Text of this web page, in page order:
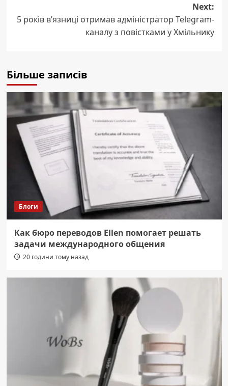
Next:
5 років в’язниці отримав адміністратор Telegram-
каналу з повістками у Хмільнику
Більше записів
Блоги
Как бюро переводов Ellen помогает решать
задачи международного общения
20 години тому назад